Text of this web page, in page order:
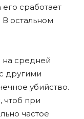
его сработает
В остальном
на средней
другими
убийство.
чтоб при
частое